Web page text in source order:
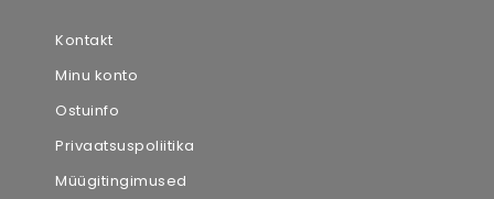
Kontakt
Minu konto
Ostuinfo
Privaatsuspoliitika
Müügitingimused